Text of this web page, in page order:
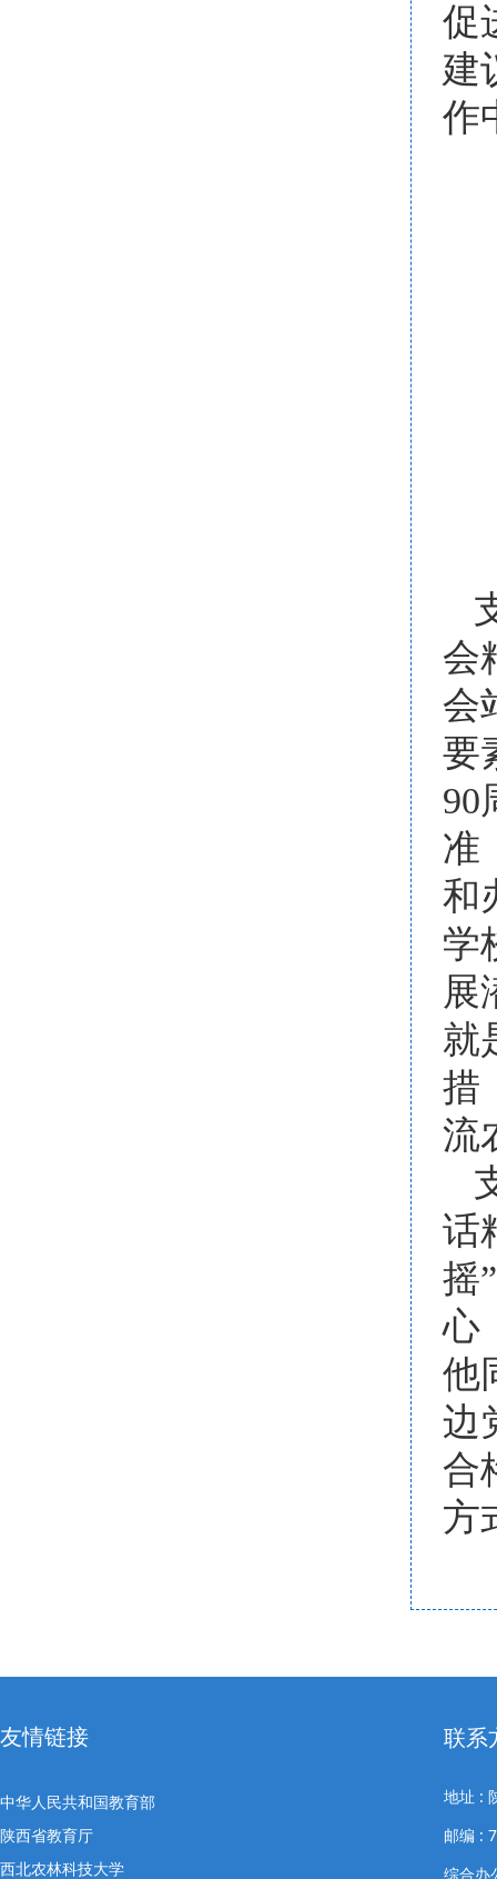
促
建
作
会
会
要
90
准
和
学
展
就
措
流
话
摇
心
他
边
合
方
友情链接
中华人民共和国教育部
陕西省教育厅
西北农林科技大学
联系
地址 :
邮编 :
综合办